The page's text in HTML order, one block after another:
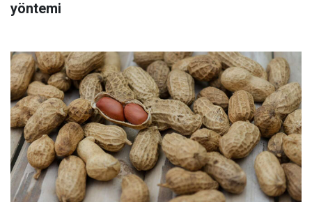
yöntemi